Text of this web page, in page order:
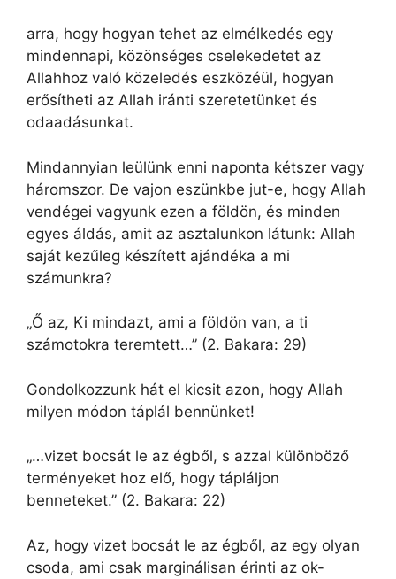
arra, hogy hogyan tehet az elmélkedés egy
mindennapi, közönséges cselekedetet az
Allahhoz való közeledés eszközéül, hogyan
erősítheti az Allah iránti szeretetünket és
odaadásunkat.
Mindannyian leülünk enni naponta kétszer vagy
háromszor. De vajon eszünkbe jut-e, hogy Allah
vendégei vagyunk ezen a földön, és minden
egyes áldás, amit az asztalunkon látunk: Allah
saját kezűleg készített ajándéka a mi
számunkra?
„Ő az, Ki mindazt, ami a földön van, a ti
számotokra teremtett…” (2. Bakara: 29)
Gondolkozzunk hát el kicsit azon, hogy Allah
milyen módon táplál bennünket!
„…vizet bocsát le az égből, s azzal különböző
terményeket hoz elő, hogy tápláljon
benneteket.” (2. Bakara: 22)
Az, hogy vizet bocsát le az égből, az egy olyan
csoda, ami csak marginálisan érinti az ok-